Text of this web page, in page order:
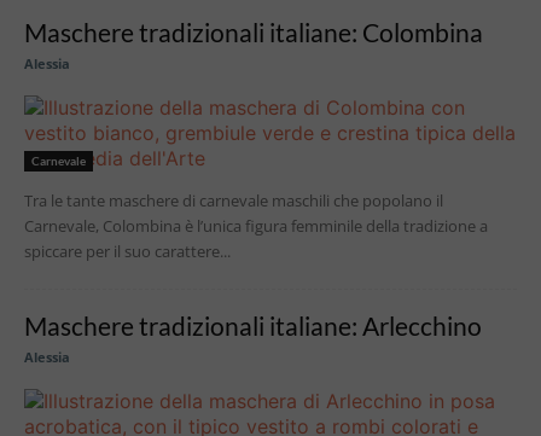
Maschere tradizionali italiane: Colombina
Alessia
Carnevale
Tra le tante maschere di carnevale maschili che popolano il
Carnevale, Colombina è l’unica figura femminile della tradizione a
spiccare per il suo carattere...
Maschere tradizionali italiane: Arlecchino
Alessia